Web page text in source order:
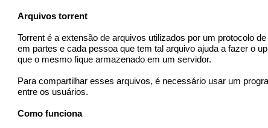
Arquivos torrent
Torrent é a extensão de arquivos utilizados por um protocolo
em partes e cada pessoa que tem tal arquivo ajuda a fazer o
que o mesmo fique armazenado em um servidor.
Para compartilhar esses arquivos, é necessário usar um
entre os usuários.
Como funciona